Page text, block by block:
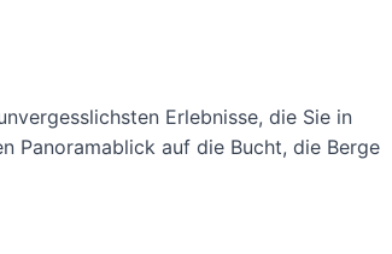
Erlebnisse, die Sie in
Panoramablick auf die Bucht, die Berge